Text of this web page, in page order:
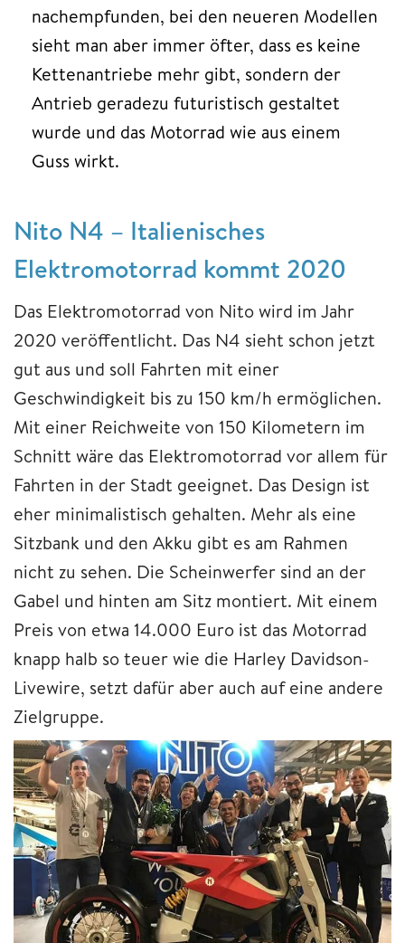
nachempfunden, bei den neueren Modellen
sieht man aber immer öfter, dass es keine
Kettenantriebe mehr gibt, sondern der
Antrieb geradezu futuristisch gestaltet
wurde und das Motorrad wie aus einem
Guss wirkt.
Nito N4 – Italienisches
Elektromotorrad kommt 2020
Das Elektromotorrad von Nito wird im Jahr
2020 veröffentlicht. Das N4 sieht schon jetzt
gut aus und soll Fahrten mit einer
Geschwindigkeit bis zu 150 km/h ermöglichen.
Mit einer Reichweite von 150 Kilometern im
Schnitt wäre das Elektromotorrad vor allem für
Fahrten in der Stadt geeignet. Das Design ist
eher minimalistisch gehalten. Mehr als eine
Sitzbank und den Akku gibt es am Rahmen
nicht zu sehen. Die Scheinwerfer sind an der
Gabel und hinten am Sitz montiert. Mit einem
Preis von etwa 14.000 Euro ist das Motorrad
knapp halb so teuer wie die Harley Davidson-
Livewire, setzt dafür aber auch auf eine andere
Zielgruppe.